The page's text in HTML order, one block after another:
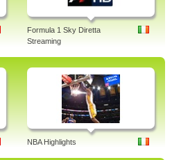
Formula 1 Sky Diretta
Streaming
NBA Highlights